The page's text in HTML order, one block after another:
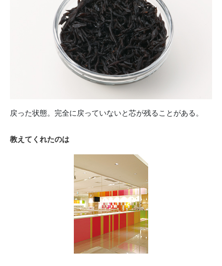
戻った状態。完全に戻っていないと芯が残ることがある。
教えてくれたのは